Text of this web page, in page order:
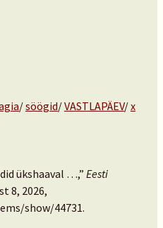
/söögid/VASTLAPÄEV/x
ükshaaval …,” Eesti
8, 2026,
show/44731.